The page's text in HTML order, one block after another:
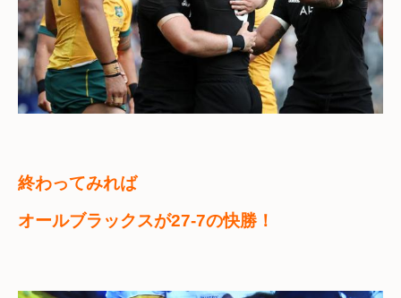
終わってみれば
オールブラックスが27-7の快勝！